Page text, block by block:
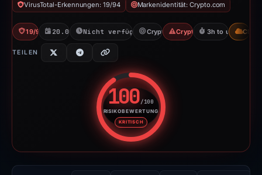
VirusTotal-Erkennungen: 19/94 Markenidentität: Crypto.com
19/94 VT20.03.2026Nicht verfügbar seit 21.03.2026
Crypto.comCrypto Scam3h to unavailable
CDN
TEILEN
100/100
RISIKOBEWERTUNG
KRITISCH
Risikobewertung: 100 von